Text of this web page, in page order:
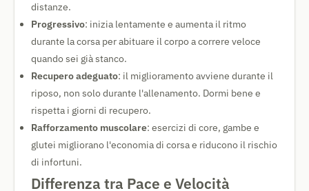
distanze.
Progressivo: inizia lentamente e aumenta il ritmo
durante la corsa per abituare il corpo a correre veloce
quando sei già stanco.
Recupero adeguato: il miglioramento avviene durante il
riposo, non solo durante l'allenamento. Dormi bene e
rispetta i giorni di recupero.
Rafforzamento muscolare: esercizi di core, gambe e
glutei migliorano l'economia di corsa e riducono il rischio
di infortuni.
Differenza tra Pace e Velocità